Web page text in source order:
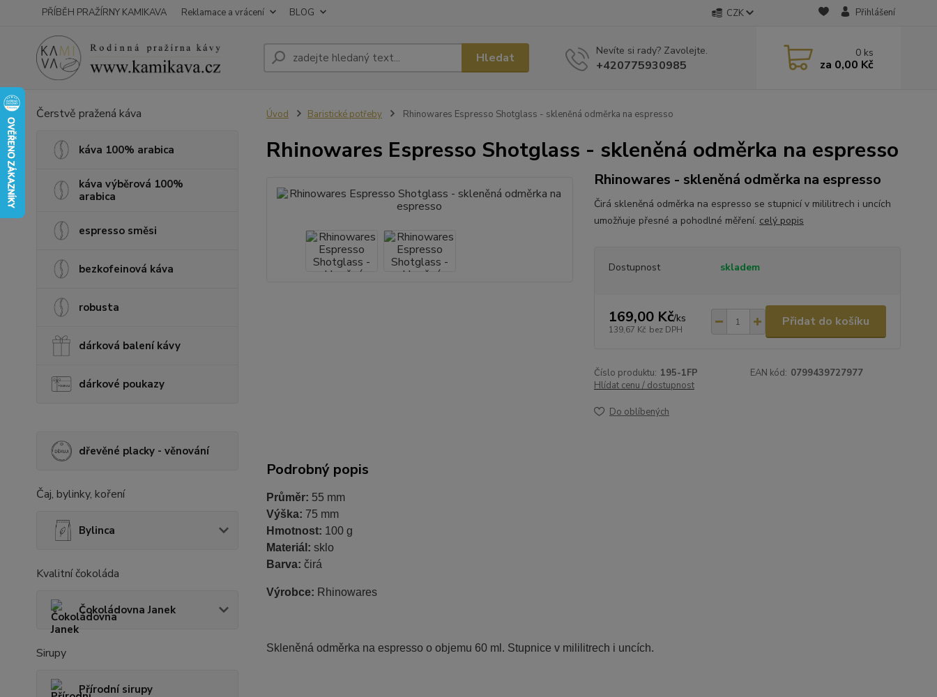
PŘÍBĚH PRAŽÍRNY KAMIKAVA Reklamace a vrácení BLOG CZK Přihlášení
Hledat Nevíte si rady? Zavolejte.
+420775930985
0 ks
za 0,00 Kč
Čerstvě pražená káva
káva 100% arabica
káva výběrová 100%
arabica
espresso směsi
bezkofeinová káva
robusta
dárková balení kávy
dárkové poukazy
dřevěné placky - věnování
Čaj, bylinky, koření
Bylinca
Kvalitní čokoláda
Čokoládovna Janek
Sirupy
Přírodní sirupy
Úvod Baristické potřeby Rhinowares Espresso Shotglass - skleněná odměrka na espresso
Rhinowares Espresso Shotglass - skleněná odměrka na espresso
Rhinowares - skleněná odměrka na espresso
Čirá skleněná odměrka na espresso se stupnicí v mililitrech i uncích
umožňuje přesné a pohodlné měření. celý popis
Dostupnost skladem
169,00 Kč/ks
139,67 Kč bez DPH
Přidat do košíku
Číslo produktu: 195-1FP EAN kód: 0799439727977
Hlídat cenu / dostupnost
Do oblíbených
Podrobný popis
Průměr: 55 mm
Výška: 75 mm
Hmotnost: 100 g
Materiál: sklo
Barva: čirá
Výrobce: Rhinowares
Skleněná odměrka na espresso o objemu 60 ml. Stupnice v mililitrech i uncích.